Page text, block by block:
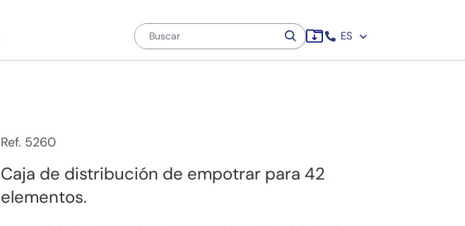
ES
Ref. 5260
Caja de distribución de empotrar para 42
elementos.